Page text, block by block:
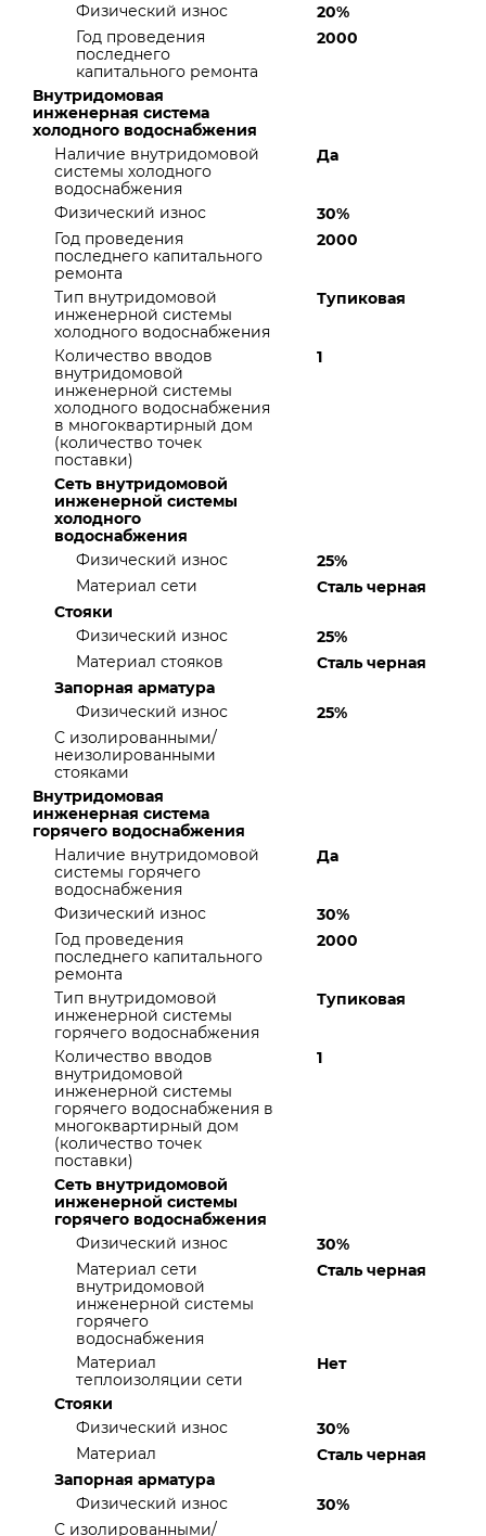
Физический износ
20%
Год проведения
последнего
капитального ремонта
2000
Внутридомовая
инженерная система
холодного водоснабжения
Наличие внутридомовой
системы холодного
водоснабжения
Да
Физический износ
30%
Год проведения
последнего капитального
ремонта
2000
Тип внутридомовой
инженерной системы
холодного водоснабжения
Тупиковая
Количество вводов
внутридомовой
инженерной системы
холодного водоснабжения
в многоквартирный дом
(количество точек
поставки)
1
Сеть внутридомовой
инженерной системы
холодного
водоснабжения
Физический износ
25%
Материал сети
Сталь черная
Стояки
Физический износ
25%
Материал стояков
Сталь черная
Запорная арматура
Физический износ
25%
С изолированными/
неизолированными
стояками
Внутридомовая
инженерная система
горячего водоснабжения
Наличие внутридомовой
системы горячего
водоснабжения
Да
Физический износ
30%
Год проведения
последнего капитального
ремонта
2000
Тип внутридомовой
инженерной системы
горячего водоснабжения
Тупиковая
Количество вводов
внутридомовой
инженерной системы
горячего водоснабжения в
многоквартирный дом
(количество точек
поставки)
1
Сеть внутридомовой
инженерной системы
горячего водоснабжения
Физический износ
30%
Материал сети
внутридомовой
инженерной системы
горячего
водоснабжения
Сталь черная
Материал
теплоизоляции сети
Нет
Стояки
Физический износ
30%
Материал
Сталь черная
Запорная арматура
Физический износ
30%
С изолированными/